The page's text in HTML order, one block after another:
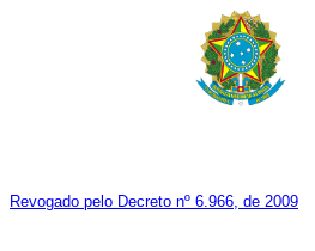
Revogado pelo Decreto nº 6.966, de 2009